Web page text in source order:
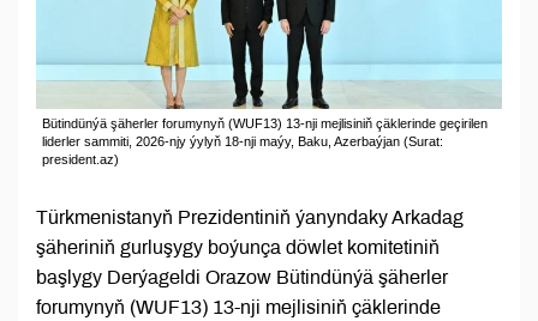
Bütindünýä şäherler forumynyň (WUF13) 13-nji mejlisiniň çäklerinde geçirilen
liderler sammiti, 2026-njy ýylyň 18-nji maýy, Baku, Azerbaýjan (Surat:
president.az)
Türkmenistanyň Prezidentiniň ýanyndaky Arkadag
şäheriniň gurluşygy boýunça döwlet komitetiniň
başlygy Derýageldi Orazow Bütindünýä şäherler
forumynyň (WUF13) 13-nji mejlisiniň çäklerinde